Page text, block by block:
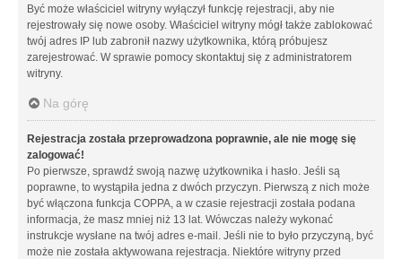
Być może właściciel witryny wyłączył funkcję rejestracji, aby nie
rejestrowały się nowe osoby. Właściciel witryny mógł także zablokować
twój adres IP lub zabronił nazwy użytkownika, którą próbujesz
zarejestrować. W sprawie pomocy skontaktuj się z administratorem
witryny.
Na górę
Rejestracja została przeprowadzona poprawnie, ale nie mogę się
zalogować!
Po pierwsze, sprawdź swoją nazwę użytkownika i hasło. Jeśli są
poprawne, to wystąpiła jedna z dwóch przyczyn. Pierwszą z nich może
być włączona funkcja COPPA, a w czasie rejestracji została podana
informacja, że masz mniej niż 13 lat. Wówczas należy wykonać
instrukcje wysłane na twój adres e-mail. Jeśli nie to było przyczyną, być
może nie została aktywowana rejestracja. Niektóre witryny przed